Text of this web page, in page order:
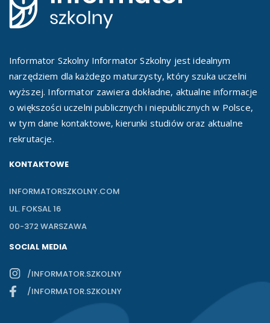
Informator Szkolny Informator Szkolny jest idealnym
narzędziem dla każdego maturzysty, który szuka uczelni
wyższej. Informator zawiera dokładne, aktualne informacje
o większości uczelni publicznych i niepublicznych w Polsce,
w tym dane kontaktowe, kierunki studiów oraz aktualne
rekrutacje.
KONTAKTOWE
INFORMATORSZKOLNY.COM
UL. FOKSAL 16
00-372 WARSZAWA
SOCIAL MEDIA
/INFORMATOR.SZKOLNY
/INFORMATOR.SZKOLNY